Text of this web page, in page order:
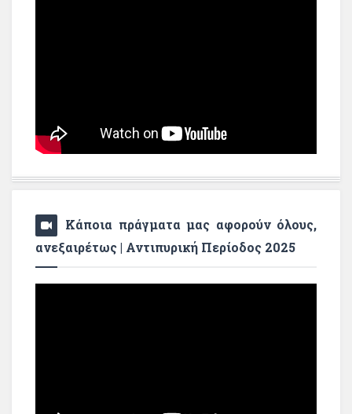
Κάποια πράγματα μας αφορούν όλους,
ανεξαιρέτως | Αντιπυρική Περίοδος 2025